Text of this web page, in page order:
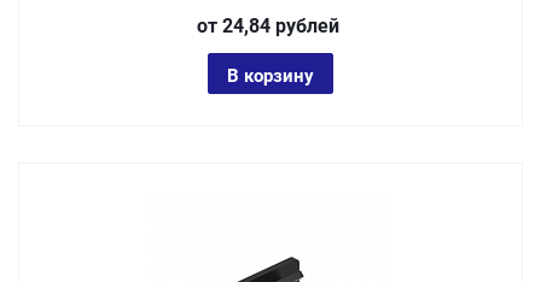
от 24,84 рублей
В корзину